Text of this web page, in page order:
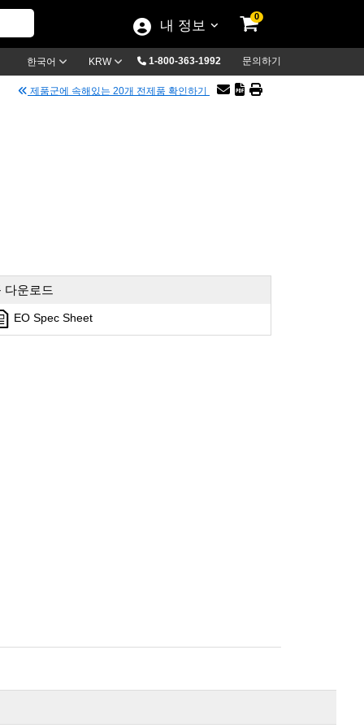
내 정보
0
한국어 KRW 1-800-363-1992 문의하기
제품군에 속해있는 20개 전제품 확인하기
다운로드
EO Spec Sheet